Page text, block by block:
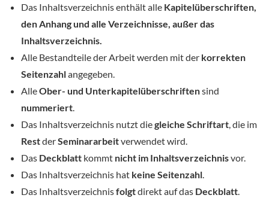
Das Inhaltsverzeichnis enthält alle Kapitelüberschriften,
den Anhang und alle Verzeichnisse, außer das
Inhaltsverzeichnis.
Alle Bestandteile der Arbeit werden mit der korrekten
Seitenzahlangegeben.
AlleOber- und Unterkapitelüberschriftensind
nummeriert.
Das Inhaltsverzeichnis nutzt diegleiche Schriftart, die im
RestderSeminararbeitverwendet wird.
Das Deckblatt kommt nicht im Inhaltsverzeichnisvor.
Das Inhaltsverzeichnis hat keine Seitenzahl.
Das Inhaltsverzeichnisfolgtdirekt auf das Deckblatt.